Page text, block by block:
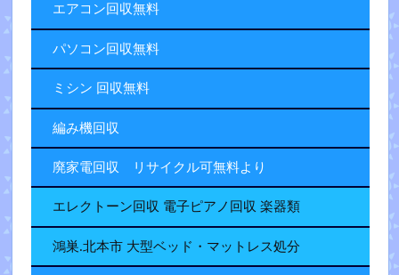
エアコン回収無料
パソコン回収無料
ミシン 回収無料
編み機回収
廃家電回収 リサイクル可無料より
エレクトーン回収 電子ピアノ回収 楽器類
鴻巣.北本市 大型ベッド・マットレス処分